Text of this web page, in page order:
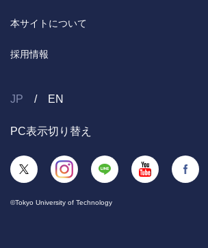
本サイトについて
採用情報
JP EN
PC表示切り替え
©Tokyo University of Technology